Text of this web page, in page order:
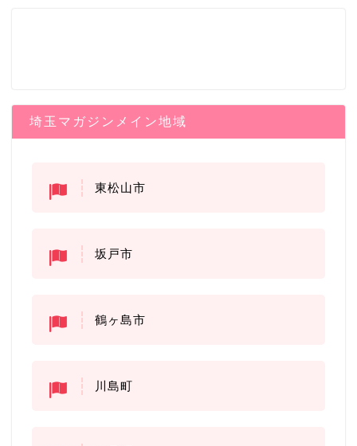
埼玉マガジンメイン地域
東松山市
坂戸市
鶴ヶ島市
川島町